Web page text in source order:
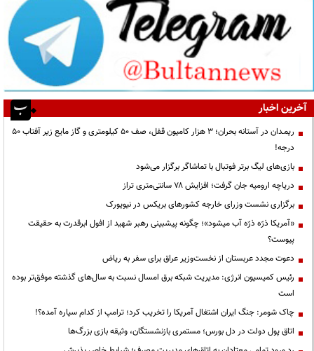
آخرین اخبار
ریمـدان در آستانه بحران؛ ۳ هزار کامیون قفل، صف ۵۰ کیلومتری و گاز مایع زیر آفتاب ۵۰
درجه!
بازی‌های لیگ برتر فوتبال با تماشاگر برگزار می‌شود
دریاچه ارومیه جان گرفت؛ افزایش ۷۸ سانتی‌متری تراز
برگزاری نشست وزرای خارجه کشورهای بریکس در نیویورک
«آمریکا ذرّه ذرّه آب میشود»؛ چگونه پیشبینی رهبر شهید از افول ابرقدرت به حقیقت
پیوست؟
دعوت مجدد عربستان از نخست‌وزیر عراق برای سفر به ریاض
رئیس کمیسیون انرژی: مدیریت شبکه برق امسال نسبت به سال‌های گذشته موفق‌تر بوده
است
چاک شومر: جنگ ایران اشتغال آمریکا را تخریب کرد؛ ترامپ از کدام سیاره آمده؟!
اتاق پول دولت در دل بورس؛ مستمری بازنشستگان، وثیقه بازی بزرگ‌ها